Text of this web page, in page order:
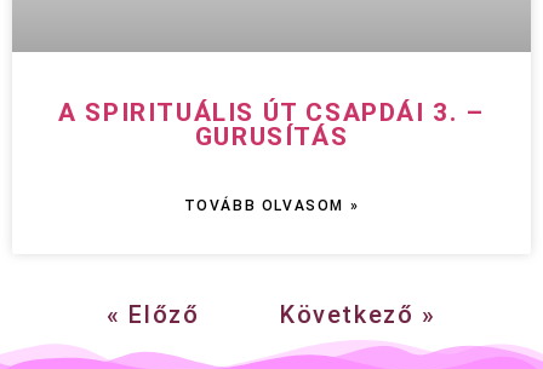
A SPIRITUÁLIS ÚT CSAPDÁI 3. –
GURUSÍTÁS
TOVÁBB OLVASOM »
« Előző Következő »